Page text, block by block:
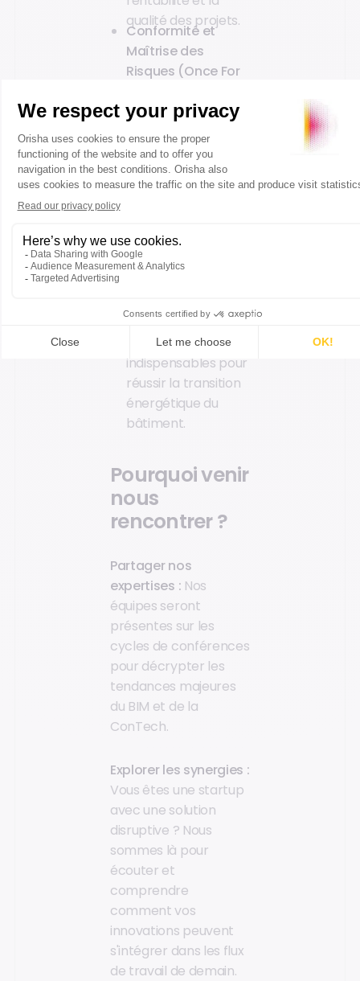
qualité des projets.
Conformité et
Maîtrise des
Risques (Once For
du contrôle des
prestataires et de
la conformité aux
rapports CSRD pour
une chaîne de sous-
responsable.
Talents et Savoir-
faire (CCCA-BTP)
nouvelles
compétences
indispensables pour
réussir la transition
énergétique du
bâtiment.
Pourquoi venir
nous
rencontrer ?
Partager nos
expertises : Nos
équipes seront
présentes sur les
cycles de conférences
pour décrypter les
tendances majeures
du BIM et de la
ConTech.
Explorer les synergies :
Vous êtes une startup
avec une solution
disruptive ? Nous
sommes là pour
écouter et
comprendre
comment vos
innovations peuvent
s'intégrer dans les flux
de travail de demain.